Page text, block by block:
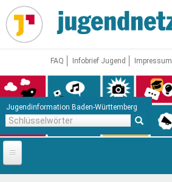
Direkt
zum
Inhalt
FAQ Infobrief Jugend Impressum
Jugendinformation Baden-Württemberg
Startseite